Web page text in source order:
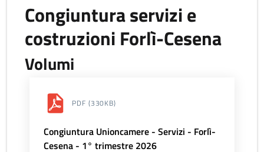
Congiuntura servizi e
costruzioni Forlì-Cesena
Volumi
PDF (330KB)
Congiuntura Unioncamere - Servizi - Forlì-
Cesena - 1° trimestre 2026